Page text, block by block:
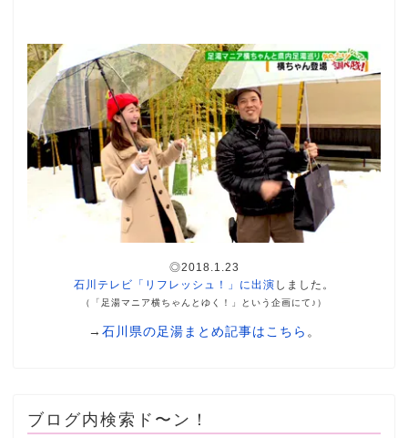
◎2018.1.23
石川テレビ「リフレッシュ！」に出演 しました。
（「足湯マニア横ちゃんとゆく！」という企画にて♪）
→ 石川県の足湯まとめ記事はこちら 。
ブログ内検索ド〜ン！